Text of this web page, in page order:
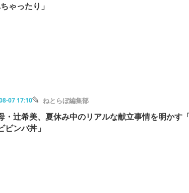
ゃったり」
07 17:10 ねとらぼ編集部
・辻希美、夏休み中のリアルな献立事情を明かす
ビンバ丼」